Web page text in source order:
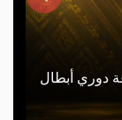
دوري أبطال